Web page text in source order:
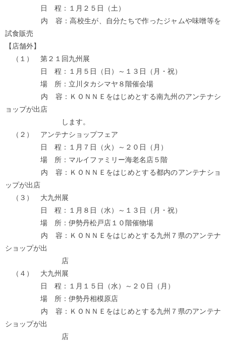
日 程：１月２５日（土）
内 容：高校生が、自分たちで作ったジャムや味噌等を
試食販売
【店舗外】
（１） 第２１回九州展
日 程：１月５日（日）～１３日（月・祝）
場 所：立川タカシマヤ８階催会場
内 容：ＫＯＮＮＥをはじめとする南九州のアンテナシ
ョップが出店
します。
（２） アンテナショップフェア
日 程：１月７日（火）～２０日（月）
場 所：マルイファミリー海老名店５階
内 容：ＫＯＮＮＥをはじめとする都内のアンテナショ
ップが出店
（３） 大九州展
日 程：１月８日（水）～１３日（月・祝）
場 所：伊勢丹松戸店１０階催物場
内 容：ＫＯＮＮＥをはじめとする九州７県のアンテナ
ショップが出
店
（４） 大九州展
日 程：１月１５日（水）～２０日（月）
場 所：伊勢丹相模原店
内 容：ＫＯＮＮＥをはじめとする九州７県のアンテナ
ショップが出
店